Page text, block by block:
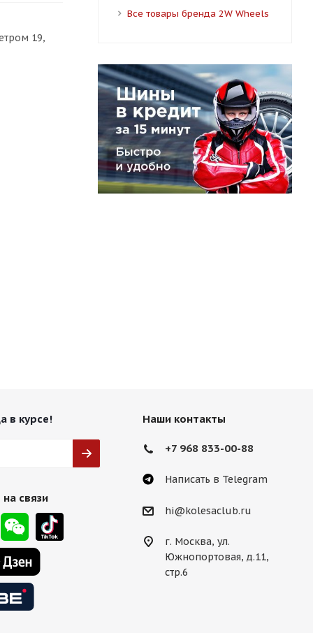
19,
Все товары бренда 2W Wheels
в курсе!
связи
Наши контакты
+7 968 833-00-88
Написать в Telegram
hi@kolesaclub.ru
г. Москва, ул.
Южнопортовая, д.11,
стр.6